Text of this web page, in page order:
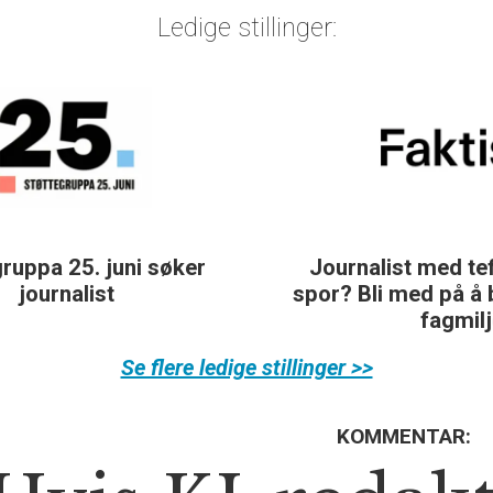
Ledige stillinger:
Journalist med teft for digitale
spor? Bli med på å bygge vårt nye
Se flere ledige stillinger >>
KOMMENTAR: